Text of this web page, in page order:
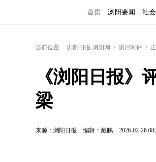
首页 浏阳要闻 社
当前位置: 浏阳日报-浏阳网 > 浏河时评 >
《浏阳日报》
梁
来源：浏阳日报 编辑：戴鹏 2026-02-26